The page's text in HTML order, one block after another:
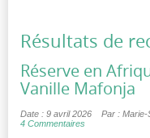
Résultats de
Réserve en
Vanille Mafonja
Date : 9 avril 2026 Par : Marie-
4 Commentaires